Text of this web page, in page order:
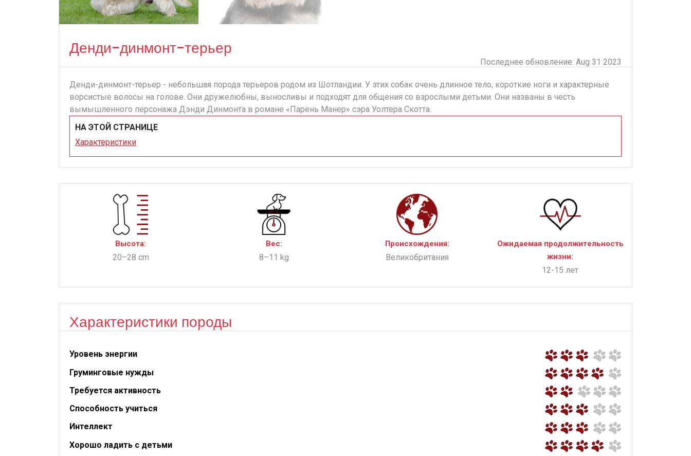
Денди-динмонт-терьер
Последнее обновление: Aug 31 2023
Денди-динмонт-терьер - небольшая порода терьеров родом из Шотландии. У этих собак очень длинное тело, короткие ноги и характерные
ворсистые волосы на голове. Они дружелюбны, выносливы и подходят для общения со взрослыми детьми. Они названы в честь
вымышленного персонажа Дэнди Динмонта в романе «Парень Манер» сэра Уолтера Скотта.
НА ЭТОЙ СТРАНИЦЕ
Характеристики
Высота:
20–28 cm
Вес:
8–11 kg
Происхождения:
Великобритания
Ожидаемая продолжительность
жизни:
12-15 лет
Характеристики породы
Уровень энергии
Груминговые нужды
Требуется активность
Способность учиться
Интеллект
Хорошо ладить с детьми